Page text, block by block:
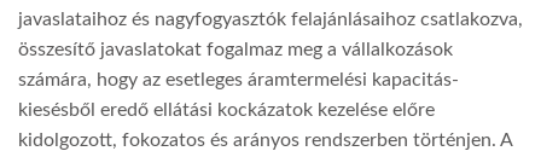
javaslataihoz és nagyfogyasztók felajánlásaihoz csatlakozva,
összesítő javaslatokat fogalmaz meg a vállalkozások
számára, hogy az esetleges áramtermelési kapacitás-
kiesésből eredő ellátási kockázatok kezelése előre
kidolgozott, fokozatos és arányos rendszerben történjen. A